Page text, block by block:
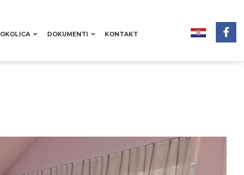
OKOLICA DOKUMENTI KONTAKT